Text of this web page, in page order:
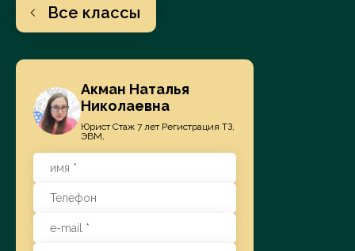
Все классы
Акман Наталья
Николаевна
Юрист Стаж 7 лет Регистрация ТЗ,
ЭВМ,